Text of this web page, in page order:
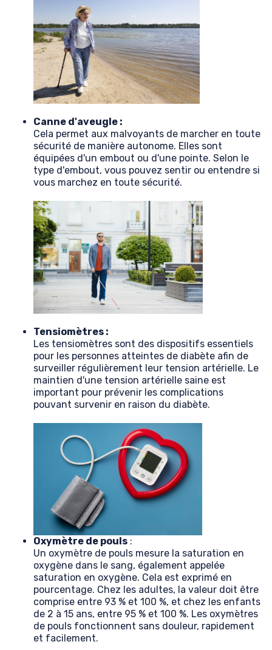
Canne d'aveugle :
Cela permet aux malvoyants de marcher en toute
sécurité de manière autonome. Elles sont
équipées d'un embout ou d'une pointe. Selon le
type d'embout, vous pouvez sentir ou entendre si
vous marchez en toute sécurité.
Tensiomètres :
Les tensiomètres sont des dispositifs essentiels
pour les personnes atteintes de diabète afin de
surveiller régulièrement leur tension artérielle. Le
maintien d'une tension artérielle saine est
important pour prévenir les complications
pouvant survenir en raison du diabète.
Oxymètre de pouls :
Un oxymètre de pouls mesure la saturation en
oxygène dans le sang, également appelée
saturation en oxygène. Cela est exprimé en
pourcentage. Chez les adultes, la valeur doit être
comprise entre 93 % et 100 %, et chez les enfants
de 2 à 15 ans, entre 95 % et 100 %. Les oxymètres
de pouls fonctionnent sans douleur, rapidement
et facilement.